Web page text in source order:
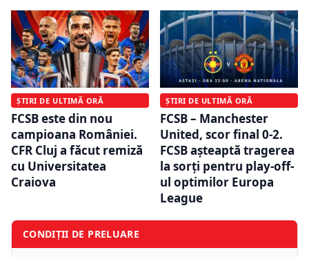
ȘTIRI DE ULTIMĂ ORĂ
FCSB este din nou
campioana României.
CFR Cluj a făcut remiză
cu Universitatea
Craiova
ȘTIRI DE ULTIMĂ ORĂ
FCSB – Manchester
United, scor final 0-2.
FCSB așteaptă tragerea
la sorți pentru play-off-
ul optimilor Europa
League
CONDIȚII DE PRELUARE